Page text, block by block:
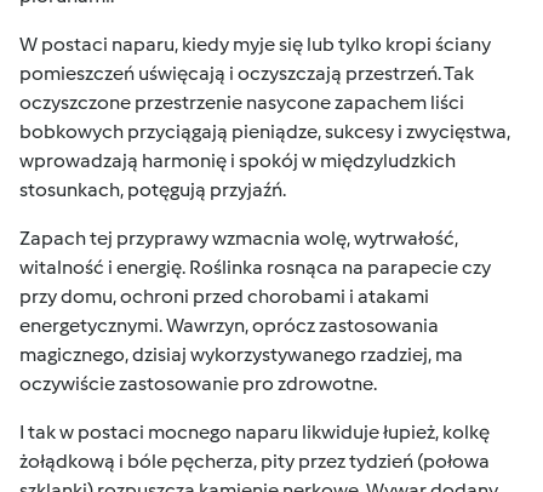
W postaci naparu, kiedy myje się lub tylko kropi ściany
pomieszczeń uświęcają i oczyszczają przestrzeń. Tak
oczyszczone przestrzenie nasycone zapachem liści
bobkowych przyciągają pieniądze, sukcesy i zwycięstwa,
wprowadzają harmonię i spokój w międzyludzkich
stosunkach, potęgują przyjaźń.
Zapach tej przyprawy wzmacnia wolę, wytrwałość,
witalność i energię. Roślinka rosnąca na parapecie czy
przy domu, ochroni przed chorobami i atakami
energetycznymi. Wawrzyn, oprócz zastosowania
magicznego, dzisiaj wykorzystywanego rzadziej, ma
oczywiście zastosowanie pro zdrowotne.
I tak w postaci mocnego naparu likwiduje łupież, kolkę
żołądkową i bóle pęcherza, pity przez tydzień (połowa